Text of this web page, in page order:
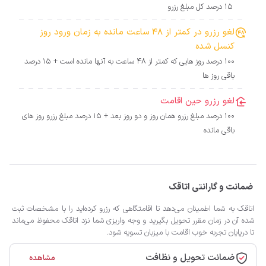
15 درصد کل مبلغ رزرو
لغو رزرو در کمتر از 48 ساعت مانده به زمان ورود روز
کنسل شده
100 درصد روز هایی که کمتر از 48 ساعت به آنها مانده است + 15 درصد
باقی روز ها
لغو رزرو حین اقامت
100 درصد مبلغ رزرو همان روز و دو روز بعد + 15 درصد مبلغ رزرو روز های
باقی مانده
ضمانت و گارانتی اتاقک
اتاقک به شما اطمینان می‌دهد تا اقامتگاهی که رزرو کرده‌اید را با مشخصات ثبت
شده آن در زمان مقرر تحویل بگیرید و وجه واریزی شما نزد اتاقک محفوظ می‌ماند
تا درپایان تجربه خوب اقامت با میزبان تسویه شود.
ضمانت تحویل و نظافت مشاهده